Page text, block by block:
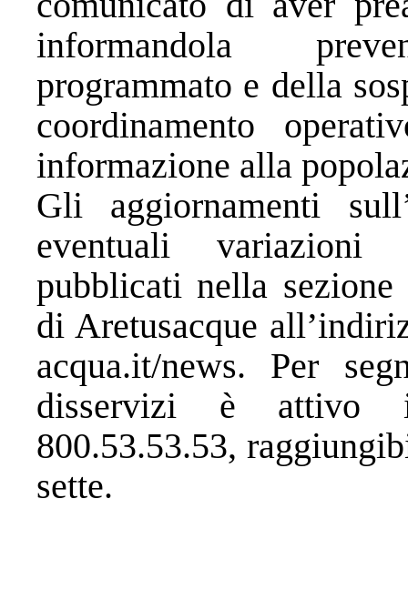
informandola
programmato e della
coordinamento
informazione alla
Gli aggiornamenti
eventuali variazioni
pubblicati nella
di Aretusacque
acqua.it/news. Per
disservizi è attivo
800.53.53.53,
sette.